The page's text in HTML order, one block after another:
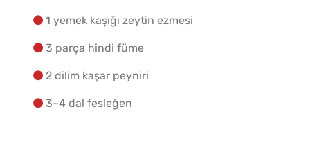
1 yemek kaşığı zeytin ezmesi
3 parça hindi füme
2 dilim kaşar peyniri
3~4 dal fesleğen